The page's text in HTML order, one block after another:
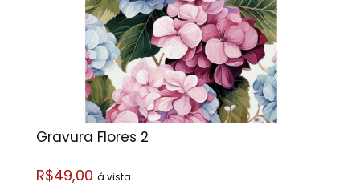
Gravura Flores 2
R$49,00 á vista